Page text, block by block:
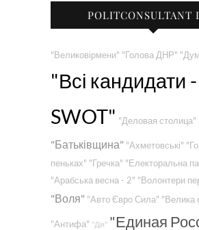
POLITCONSULTANT
"Великовірмени" "Голова ДНР"
"Всі кандидати -
SWOT" "Деловая столица"
"Батьківщина" "Ахметовські"
пеньках" "Гречка" "Електоральна
"Арабська весна - 2" "Волонтери
"Воля" "Авто Євро Сила" "Велика
"Антифа" "Дія" "Единая